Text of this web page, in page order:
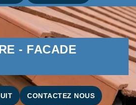
- FACADE
CONTACTEZ NOUS